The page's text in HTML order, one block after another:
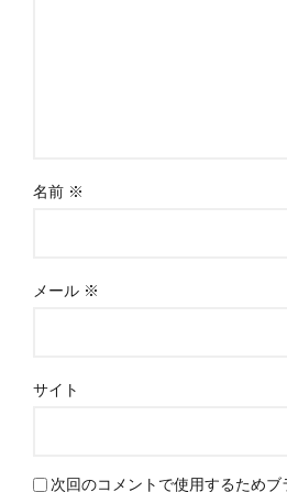
名前 ※
メール ※
サイト
次回のコメントで使用するためブ